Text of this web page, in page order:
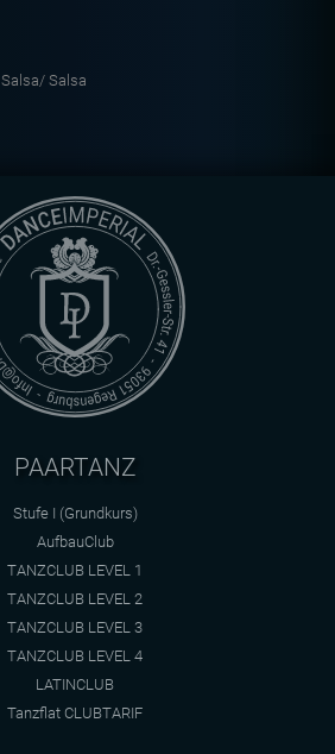
Salsa/ Salsa
PAARTANZ
Stufe I (Grundkurs)
AufbauClub
TANZCLUB LEVEL 1
TANZCLUB LEVEL 2
TANZCLUB LEVEL 3
TANZCLUB LEVEL 4
LATINCLUB
Tanzflat CLUBTARIF